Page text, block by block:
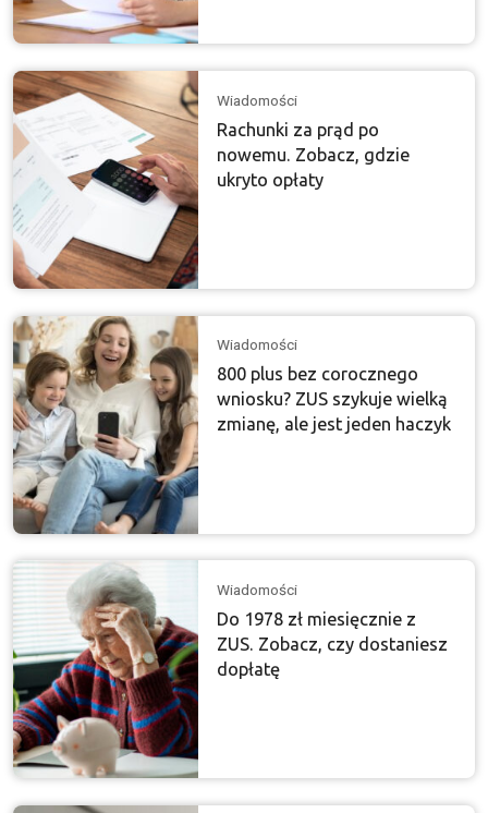
Wiadomości
Rachunki za prąd po
nowemu. Zobacz, gdzie
ukryto opłaty
Wiadomości
800 plus bez corocznego
wniosku? ZUS szykuje wielką
zmianę, ale jest jeden haczyk
Wiadomości
Do 1978 zł miesięcznie z
ZUS. Zobacz, czy dostaniesz
dopłatę